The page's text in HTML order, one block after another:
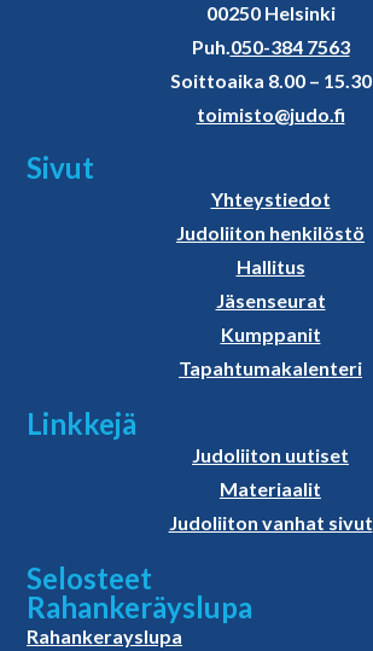
00250 Helsinki
Puh.050-384 7563
Soittoaika 8.00 – 15.30
toimisto@judo.fi
Sivut
Yhteystiedot
Judoliiton henkilöstö
Hallitus
Jäsenseurat
Kumppanit
Tapahtumakalenteri
Linkkejä
Judoliiton uutiset
Materiaalit
Judoliiton vanhat sivut
Selosteet
Rahankeräyslupa
Rahankerayslupa